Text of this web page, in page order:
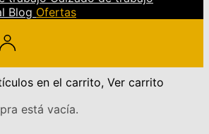
Blog Ofertas
en el carrito, Ver carrito
está vacía.